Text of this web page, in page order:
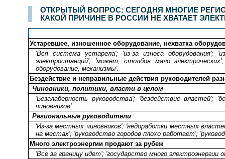
ОТКРЫТЫЙ ВОПРОС: СЕГОДНЯ МНОГИЕ
КАКОЙ ПРИЧИНЕ В РОССИИ НЕ ХВАТАЕТ
Устаревшее, изношенное оборудование, нехватка
'Вся система устарела'; 'из-за износа
электростанций'; 'может, столбов мало
оборудование, механизмы'.
Бездействие и неправильные действия руководителей
Чиновники, политики, власти в целом
'Безалаберность руководства'; 'бездействие
чиновников'.
Региональные руководители
'Из-за местных чиновников'; 'недоработки местных
на местах'; 'руководство городов плохо работает';
Много электроэнергии продают за рубеж
'Все за границу идет'; 'государство много